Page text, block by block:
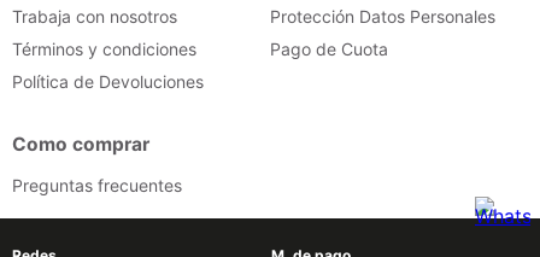
Trabaja con nosotros
Términos y condiciones
Política de Devoluciones
Protección Datos Personales
Pago de Cuota
Como comprar
Preguntas frecuentes